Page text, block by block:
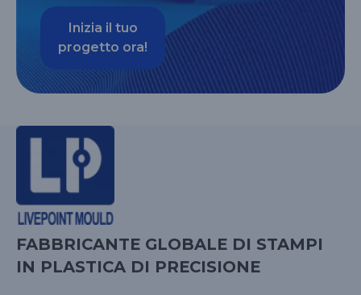
Inizia il tuo
progetto ora!
FABBRICANTE GLOBALE DI STAMPI
IN PLASTICA DI PRECISIONE